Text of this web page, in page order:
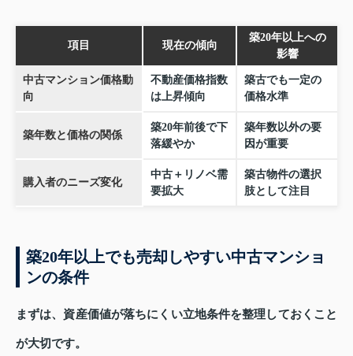
項目 現在の傾向
築20年以上への
影響
中古マンション価格動
向
不動産価格指数
は上昇傾向
築古でも一定の
価格水準
築年数と価格の関係
築20年前後で下
落緩やか
築年数以外の要
因が重要
購入者のニーズ変化
中古＋リノベ需
要拡大
築古物件の選択
肢として注目
築20年以上でも売却しやすい中古マンショ
ンの条件
まずは、資産価値が落ちにくい立地条件を整理しておくこと
が大切です。